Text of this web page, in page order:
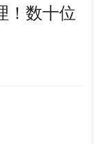
！数十位